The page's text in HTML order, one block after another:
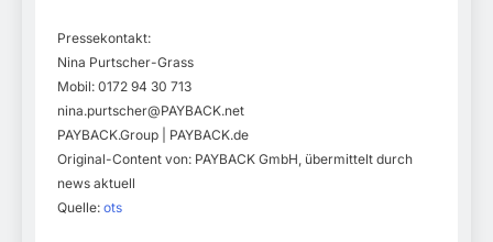
Pressekontakt:
Nina Purtscher-Grass
Mobil: 0172 94 30 713
nina.purtscher@PAYBACK.net
PAYBACK.Group | PAYBACK.de
Original-Content von: PAYBACK GmbH, übermittelt durch
news aktuell
Quelle: ots